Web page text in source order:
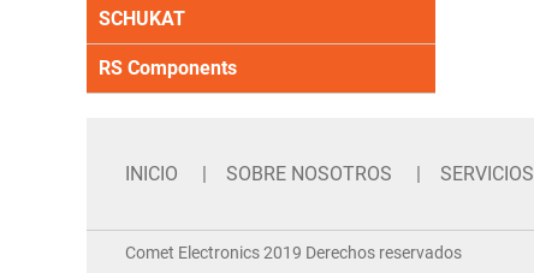
SCHUKAT
RS Components
INICIO SOBRE NOSOTROS SERVICIOS
Comet Electronics 2019 Derechos reservados